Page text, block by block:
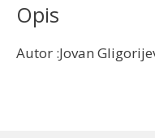
|
Opis
Autor :Jovan